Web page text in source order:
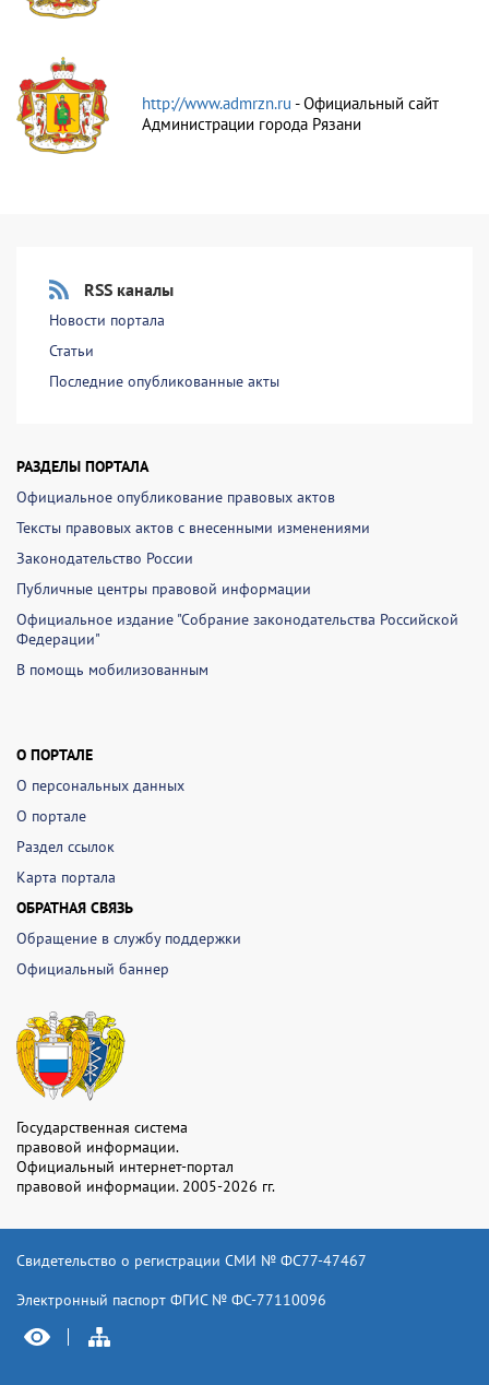
http://www.admrzn.ru - Официальный сайт
Администрации города Рязани
RSS каналы
Новости портала
Статьи
Последние опубликованные акты
РАЗДЕЛЫ ПОРТАЛА
Официальное опубликование правовых актов
Тексты правовых актов с внесенными изменениями
Законодательство России
Публичные центры правовой информации
Официальное издание "Собрание законодательства Российской
Федерации"
В помощь мобилизованным
О ПОРТАЛЕ
О персональных данных
О портале
Раздел ссылок
Карта портала
ОБРАТНАЯ СВЯЗЬ
Обращение в службу поддержки
Официальный баннер
Государственная система
правовой информации.
Официальный интернет-портал
правовой информации. 2005-2026 гг.
Свидетельство о регистрации СМИ № ФС77-47467
Электронный паспорт ФГИС № ФС-77110096